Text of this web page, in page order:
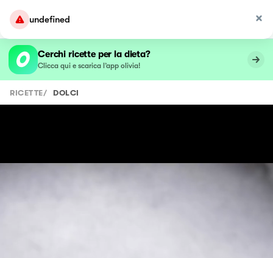
undefined
Cerchi ricette per la dieta?
Clicca qui e scarica l’app olivia!
RICETTE/ DOLCI